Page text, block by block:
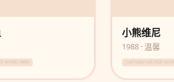
anime.webp
小熊维尼
1988 · 温馨
/upload/vod/023-